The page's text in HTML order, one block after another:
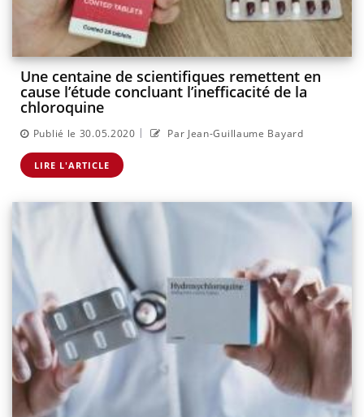
Une centaine de scientifiques remettent en
cause l’étude concluant l’inefficacité de la
chloroquine
Publié le 30.05.2020 | Par Jean-Guillaume Bayard
LIRE L'ARTICLE